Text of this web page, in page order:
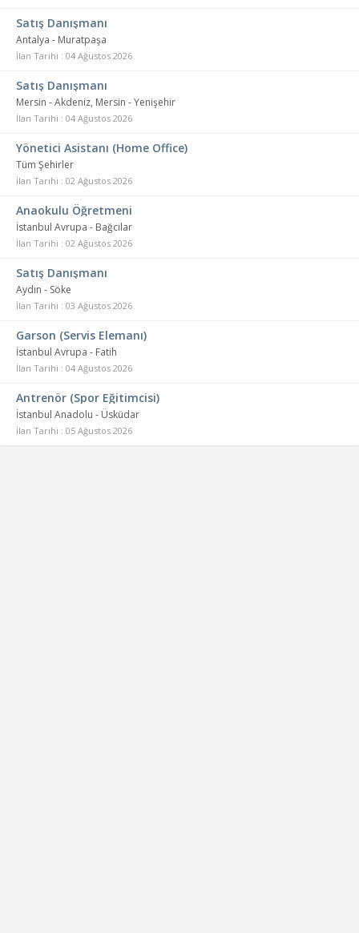
Satış Danışmanı
Antalya - Muratpaşa
İlan Tarihi : 04 Ağustos 2026
Satış Danışmanı
Mersin - Akdeniz, Mersin - Yenişehir
İlan Tarihi : 04 Ağustos 2026
Yönetici Asistanı (Home Office)
Tüm Şehirler
İlan Tarihi : 02 Ağustos 2026
Anaokulu Öğretmeni
İstanbul Avrupa - Bağcılar
İlan Tarihi : 02 Ağustos 2026
Satış Danışmanı
Aydın - Söke
İlan Tarihi : 03 Ağustos 2026
Garson (Servis Elemanı)
İstanbul Avrupa - Fatih
İlan Tarihi : 04 Ağustos 2026
Antrenör (Spor Eğitimcisi)
İstanbul Anadolu - Üsküdar
İlan Tarihi : 05 Ağustos 2026